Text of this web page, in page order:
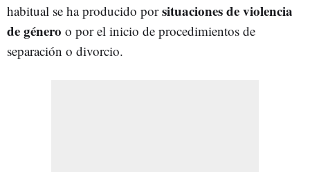
habitual se ha producido porsituaciones de violencia
de género o por el inicio de procedimientos de
separación o divorcio.